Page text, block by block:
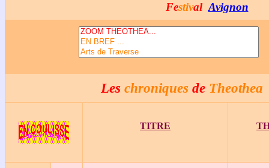
FestivalAvignon
Les chroniques de Theothea
TITRE